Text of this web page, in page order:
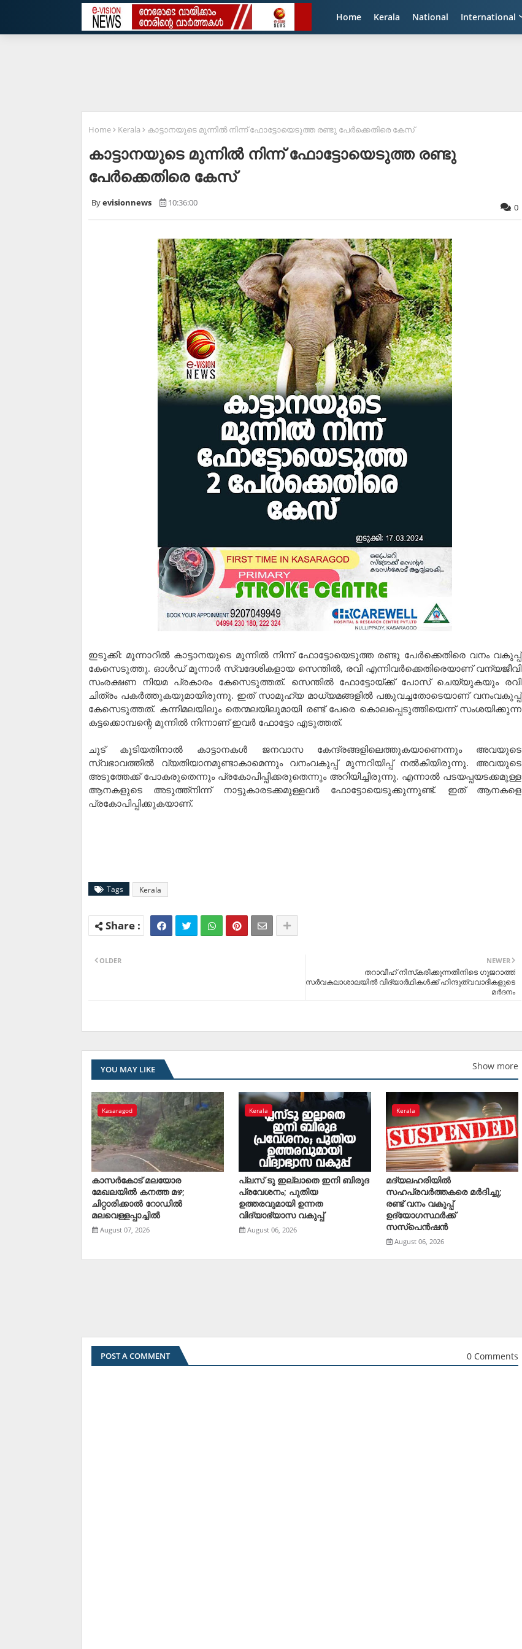
Home Kerala National International
Home Kerala കാട്ടാനയുടെ മുന്നില്‍ നിന്ന് ഫോട്ടോയെടുത്ത രണ്ടു പേര്‍ക്കെതിരെ കേസ്
കാട്ടാനയുടെ മുന്നില്‍ നിന്ന് ഫോട്ടോയെടുത്ത രണ്ടു
പേര്‍ക്കെതിരെ കേസ്
evisionnews 10:36:00 0
ഇടുക്കി: മൂന്നാറില്‍ കാട്ടാനയുടെ മുന്നില്‍ നിന്ന് ഫോട്ടോയെടുത്ത രണ്ടു പേര്‍ക്കെതിരെ വനം വകുപ്പ്
കേസെടുത്തു. ഓള്‍ഡ് മൂന്നാര്‍ സ്വദേശികളായ സെന്തില്‍, രവി എന്നിവര്‍ക്കെതിരെയാണ് വന്യജീവി
സംരക്ഷണ നിയമ പ്രകാരം കേസെടുത്തത്. സെന്തില്‍ ഫോട്ടോയ്ക്ക് പോസ് ചെയ്യുകയും രവി
ചിത്രം പകര്‍ത്തുകയുമായിരുന്നു. ഇത് സാമൂഹ്യ മാധ്യമങ്ങളില്‍ പങ്കുവച്ചതോടെയാണ് വനംവകുപ്പ്
കേസെടുത്തത്. കന്നിമലയിലും തെന്മലയിലുമായി രണ്ട് പേരെ കൊലപ്പെടുത്തിയെന്ന് സംശയിക്കുന്ന
കട്ടക്കൊമ്പന്റെ മുന്നില്‍ നിന്നാണ് ഇവര്‍ ഫോട്ടോ എടുത്തത്.
ചൂട് കൂടിയതിനാല്‍ കാട്ടാനകള്‍ ജനവാസ കേന്ദ്രങ്ങളിലെത്തുകയാണെന്നും അവയുടെ
സ്വഭാവത്തില്‍ വ്യതിയാനമുണ്ടാകാമെന്നും വനംവകുപ്പ് മുന്നറിയിപ്പ് നല്‍കിയിരുന്നു. അവയുടെ
അടുത്തേക്ക് പോകരുതെന്നും പ്രകോപിപ്പിക്കരുതെന്നും അറിയിച്ചിരുന്നു. എന്നാല്‍ പടയപ്പയടക്കമുള്ള
ആനകളുടെ അടുത്ത്നിന്ന് നാട്ടുകാരടക്കമുള്ളവര്‍ ഫോട്ടോയെടുക്കുന്നുണ്ട്. ഇത് ആനകളെ
പ്രകോപിപ്പിക്കുകയാണ്.
Tags Kerala
NEWER
തറാവീഹ് നിസ്‌കരിക്കുന്നതിനിടെ ഗുജറാത്ത്
സര്‍വകലാശാലയില്‍ വിദ്യാര്‍ഥികള്‍ക്ക് ഹിന്ദുത്വവാദികളുടെ
മര്‍ദനം
OLDER
YOU MAY LIKE Show more
Kasaragod
കാസര്‍കോട് മലയോര
മേഖലയില്‍ കനത്ത മഴ;
ചിറ്റാരിക്കാല്‍ റോഡില്‍
മലവെള്ളപ്പാച്ചില്‍
August 07, 2026
Kerala
പ്ലസ് ടു ഇല്ലാതെ ഇനി ബിരുദ
പ്രവേശനം; പുതിയ
ഉത്തരവുമായി ഉന്നത
വിദ്യാഭ്യാസ വകുപ്പ്
August 06, 2026
Kerala
മദ്യലഹരിയിൽ
സഹപ്രവർത്തകരെ മര്‍ദിച്ചു;
രണ്ട് വനം വകുപ്പ്
ഉദ്യോഗസ്ഥര്‍ക്ക്
സസ്‌പെന്‍ഷന്‍
August 06, 2026
POST A COMMENT 0 Comments